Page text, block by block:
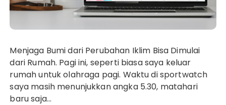
Menjaga Bumi dari Perubahan Iklim Bisa Dimulai
dari Rumah. Pagi ini, seperti biasa saya keluar
rumah untuk olahraga pagi. Waktu di sportwatch
saya masih menunjukkan angka 5.30, matahari
baru saja…